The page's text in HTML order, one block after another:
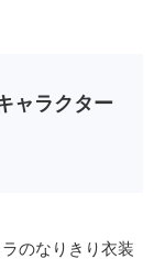
ャラクター
のなりきり衣装